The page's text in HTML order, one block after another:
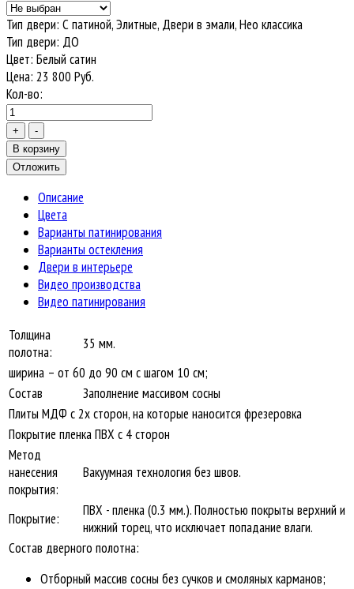
Тип двери: С патиной, Элитные, Двери в эмали, Нео классика
Тип двери: ДО
Цвет: Белый сатин
Цена: 23 800 Руб.
Кол-во:
Описание
Цвета
Варианты патинирования
Варианты остекления
Двери в интерьере
Видео производства
Видео патинирования
Толщина
полотна:
35 мм.
ширина – от 60 до 90 см с шагом 10 см;
Состав
Заполнение массивом сосны
Плиты МДФ с 2х сторон, на которые наносится фрезеровка
Покрытие пленка ПВХ с 4 сторон
Метод
нанесения
покрытия:
Вакуумная технология без швов.
Покрытие:
ПВХ - пленка (0.3 мм.). Полностью покрыты верхний и
нижний торец, что исключает попадание влаги.
Состав дверного полотна:
Отборный массив сосны без сучков и смоляных карманов;